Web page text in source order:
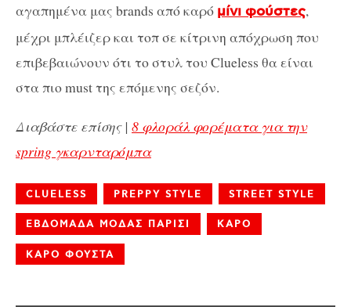
αγαπημένα μας brands από καρό μίνι φούστες,
μέχρι μπλέιζερ και τοπ σε κίτρινη απόχρωση που
επιβεβαιώνουν ότι το στυλ του Clueless θα είναι
στα πιο must της επόμενης σεζόν.
Διαβάστε επίσης | 8 φλοράλ φορέματα για την
spring γκαρνταρόμπα
CLUELESS PREPPY STYLE STREET STYLE
ΕΒΔΟΜΑΔΑ ΜΟΔΑΣ ΠΑΡΙΣΙ ΚΑΡΟ
ΚΑΡΟ ΦΟΥΣΤΑ